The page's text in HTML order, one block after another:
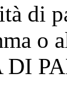
di
o
DI